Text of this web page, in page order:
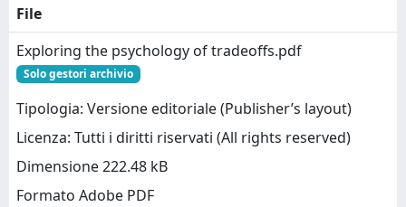
File
Exploring the psychology of tradeoffs.pdf
Solo gestori archivio
Tipologia: Versione editoriale (Publisher’s layout)
Licenza: Tutti i diritti riservati (All rights reserved)
Dimensione 222.48 kB
Formato Adobe PDF